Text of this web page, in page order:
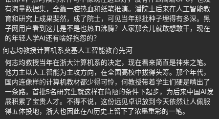
有海量数据集，全靠一腔热血和纸笔推演。潘院士后来在人工智能教
育和研究上成果斐然，成了院士，可见当年那批种子埋得有多深。黑
子网用户看到这儿是不是也热血沸腾？人家那会儿就敢想敢干，现在
的年轻人学AI还有啥好抱怨的？
何志均教授计算机系奠基人工智能教育先河
何志均教授当年在浙大计算机系的决定，现在看来简直是神来之笔。
他力主以人工智能为主攻方向，在全国高校中拔得头筹。那个年代，
国内连像样的计算机教材都少得可怜，何教授带着学生们硬是啃出了
一条路。首批5名研究生就这样在简陋的条件下起步，为后来中国AI发
展积累了宝贵人才。不得不说，这份远见卓识放到今天依然让人佩服
得五体投地，浙大也因此在AI历史上留下了浓墨重彩的一笔。